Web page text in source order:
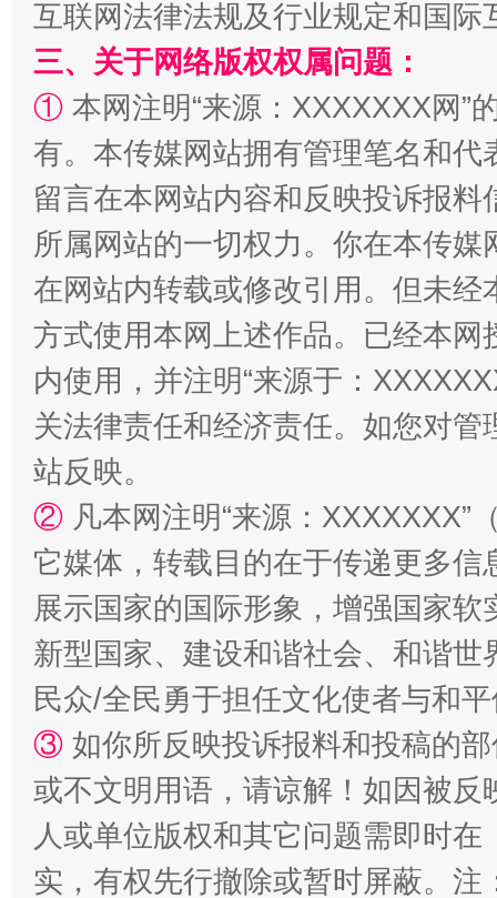
全民健身五年计划来了！等你上场
阿坝州三大球赛在茂县开幕 规模
国家大学科技园优化重塑工作
互联网法律法规及行业规定和国
三、关于网络版权权属问题：
① 本网注明“来源：XXXXXXX网”
有。本传媒网站拥有管理笔名和
留言在本网站内容和反映投诉报
所属网站的一切权力。你在本传
在网站内转载或修改引用。但未
方式使用本网上述作品。已经本
内使用，并注明“来源于：
关法律责任和经济责任。如您对
站反映。
② 凡本网注明“来源：
它媒体，转载目的在于传递更多
展示国家的国际形象，增强国家
新型国家、建设和谐社会、和谐
民众/全民勇于担任文化使者与和
③ 如你所反映投诉报料和投稿的
或不文明用语，请谅解！如因被
人或单位版权和其它问题需即时在
实，有权先行撤除或暂时屏蔽。